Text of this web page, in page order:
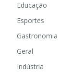
Educação
Esportes
Gastronomia
Geral
Indústria